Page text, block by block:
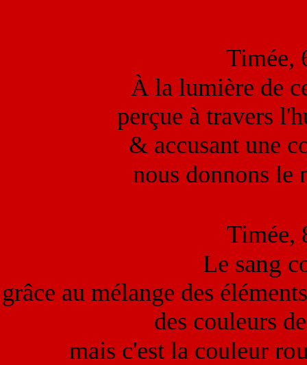
Timée,
À la lumière de
perçue à travers
& accusant une
nous donnons le
Timée,
Le sang
grâce au mélange des
des couleurs
mais c'est la couleur